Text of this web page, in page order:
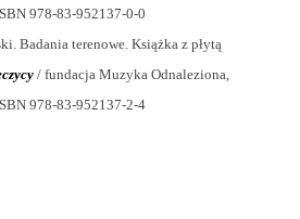
978-83-952137-0-0
Badania terenowe. Książka z płytą
/ fundacja Muzyka Odnaleziona,
978-83-952137-2-4